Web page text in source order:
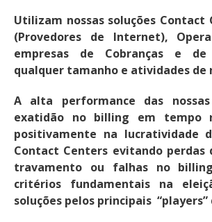
Utilizam nossas soluções Contact
(Provedores de Internet),
empresas de Cobranças e
qualquer tamanho e atividades de
A alta performance das
exatidão no billing em tempo
positivamente na lucratividade
Contact Centers evitando perdas
travamento ou falhas no
critérios fundamentais na
soluções pelos principais “players”